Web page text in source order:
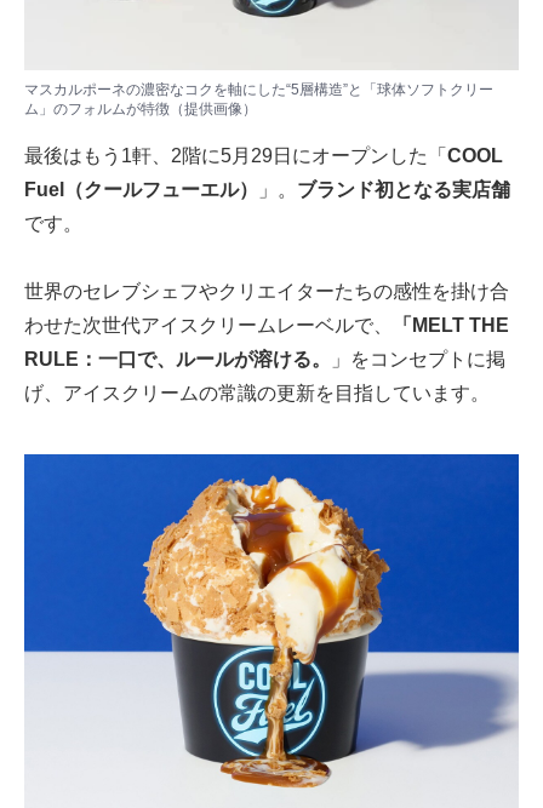
マスカルポーネの濃密なコクを軸にした“5層構造”と「球体ソフトクリー
ム」のフォルムが特徴（提供画像）
最後はもう1軒、2階に5月29日にオープンした「 COOL
Fuel（クールフューエル）
」。 ブランド初となる実店舗
です。
世界のセレブシェフやクリエイターたちの感性を掛け合
わせた次世代アイスクリームレーベルで、
「MELT THE
RULE：一口で、ルールが溶ける。
」をコンセプトに掲
げ、アイスクリームの常識の更新を目指しています。